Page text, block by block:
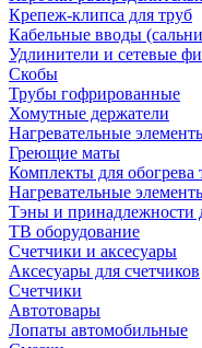
Крепеж-клипса для труб
Кабельные вводы
Удлинители и сетевые
Скобы
Трубы гофрированные
Хомутные держатели
Нагревательные
Греющие маты
Комплекты для обогрева
Нагревательные
Тэны и принадлежности
ТВ оборудование
Счетчики и аксесуары
Аксесуары для счетчиков
Счетчики
Автотовары
Лопаты автомобильные